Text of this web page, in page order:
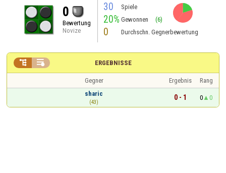
0
Bewertung
Novize
30 Spiele
20% Gewonnen (6)
0 Durchschn. Gegnerbewertung
ERGEBNISSE
 
Gegner Ergebnis
Rang
sharic
(43)
0 - 1 0 0